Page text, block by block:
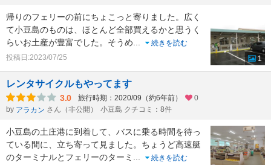
帰りのフェリーの前にちょこっと寄りました。広く
て小豆島のものは、ほとんど全部買えるかと思うく
らいお土産が豊富でした。そうめ
続きを読む
投稿日:2023/07/25
1
レンタサイクルもやってます
3.0 旅行時期：2020/09（約6年前）
0
by アラカン さん（非公開） 小豆島 クチコミ：8件
小豆島の土庄港に到着して、バスに乗る時間を待っ
ている間に、立ち寄って見ました。ちょうど高速艇
のターミナルとフェリーのターミ
続きを読む